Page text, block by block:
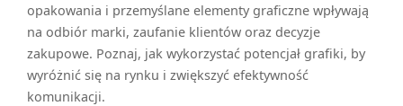
opakowania i przemyślane elementy graficzne wpływają
na odbiór marki, zaufanie klientów oraz decyzje
zakupowe. Poznaj, jak wykorzystać potencjał grafiki, by
wyróżnić się na rynku i zwiększyć efektywność
komunikacji.